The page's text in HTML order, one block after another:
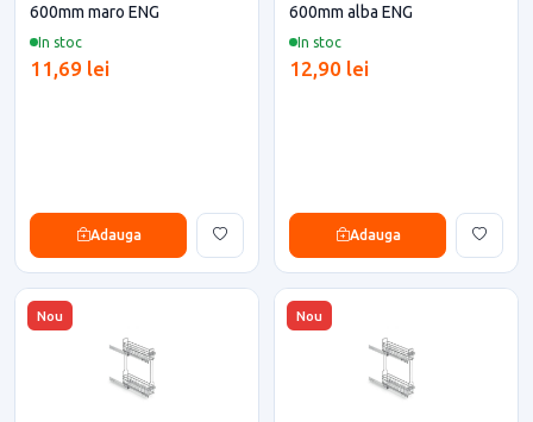
In stoc
600mm maro ENG
11,69 lei
Adauga
In stoc
600mm alba ENG
12,90 lei
Adauga
Nou Nou